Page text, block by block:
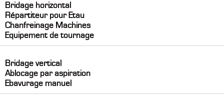
Bridage horizontal
Répartiteur pour Etau
Chanfreinage Machines
Equipement de tournage
Bridage vertical
Ablocage par aspiration
Ebavurage manuel